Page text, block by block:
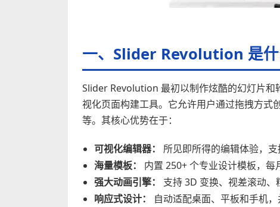
一、Slider Revolution 是
Slider Revolution 最初以制作炫酷的幻灯片和
视化页面构建工具。它允许用户通过拖拽方式
等。其核心优势在于：
可视化编辑器：
所见即所得的编辑体验，支
海量模板：
内置 250+ 个专业设计模板，每
强大动画引擎：
支持 3D 变换、视差滚动、
响应式设计：
自动适配桌面、平板和手机